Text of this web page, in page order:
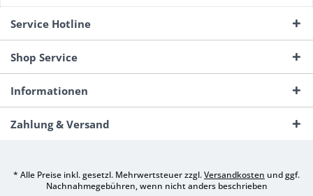
Service Hotline
Shop Service
Informationen
Zahlung & Versand
* Alle Preise inkl. gesetzl. Mehrwertsteuer zzgl.Versandkosten und ggf.
Nachnahmegebühren, wenn nicht anders beschrieben